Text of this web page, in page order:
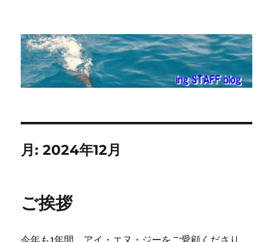
ing STAFF blog
月:2024年12月
ご挨拶